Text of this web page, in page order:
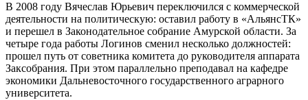
В 2008 году Вячеслав Юрьевич переключился с коммерческой
деятельности на политическую: оставил работу в «АльянсТК»
и перешел в Законодательное собрание Амурской области. За
четыре года работы Логинов сменил несколько должностей:
прошел путь от советника комитета до руководителя аппарата
Заксобрания. При этом параллельно преподавал на кафедре
экономики Дальневосточного государственного аграрного
университета.